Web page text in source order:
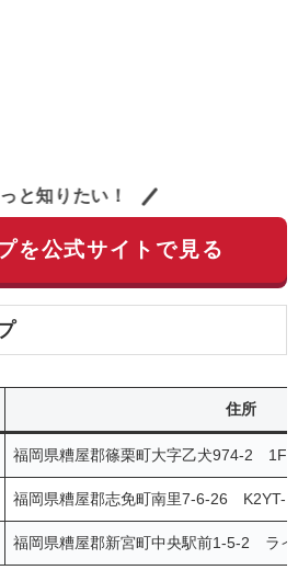
と知りたい！
を公式サイトで見る
住所
福岡県糟屋郡篠栗町大字乙犬974-2 1F
福岡県糟屋郡志免町南里7-6-26
福岡県糟屋郡新宮町中央駅前1-5-2 ラ